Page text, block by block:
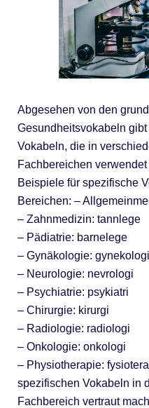
Abgesehen von den
Gesundheitsvokabeln
Vokabeln, die in
Fachbereichen
Beispiele für spezifische
Bereichen: –
– Zahnmedizin: tannlege
– Pädiatrie: barnelege
– Gynäkologie: gynekologi
– Neurologie: nevrologi
– Psychiatrie: psykiatri
– Chirurgie: kirurgi
– Radiologie: radiologi
– Onkologie: onkologi
– Physiotherapie:
spezifischen Vokabeln in
Fachbereich vertraut